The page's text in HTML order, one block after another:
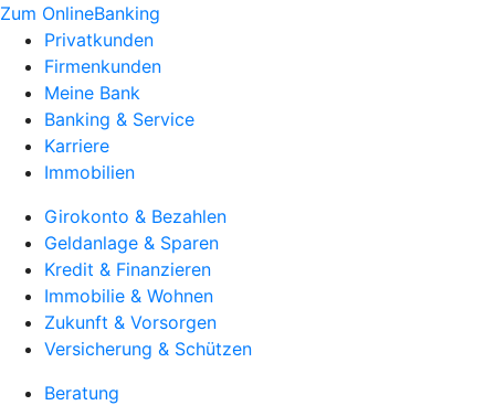
Zum OnlineBanking
Privatkunden
Firmenkunden
Meine Bank
Banking & Service
Karriere
Immobilien
Girokonto & Bezahlen
Geldanlage & Sparen
Kredit & Finanzieren
Immobilie & Wohnen
Zukunft & Vorsorgen
Versicherung & Schützen
Beratung